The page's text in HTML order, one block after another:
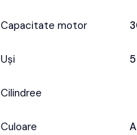
Capacitate motor
Uși
Cilindree
Culoare